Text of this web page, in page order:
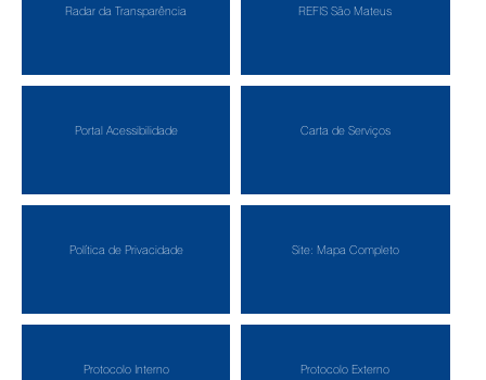
Radar da Transparência REFIS São Mateus
Portal Acessibilidade Carta de Serviços
Política de Privacidade Site: Mapa Completo
Protocolo Interno Protocolo Externo